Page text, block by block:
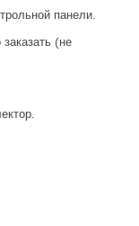
панели.
(не